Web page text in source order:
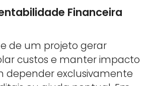
Financeira
de um projeto gerar
custos e manter impacto
depender exclusivamente